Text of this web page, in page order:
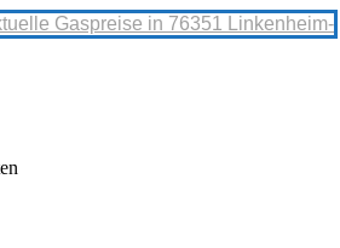
Gaspreise in 76351 Linkenheim-